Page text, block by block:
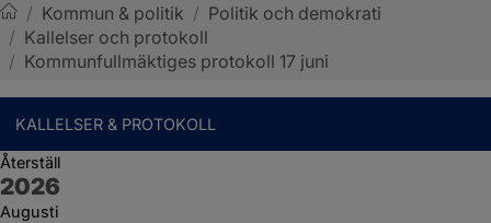
Sotenäs kommun
/ Kommun & politik / Politik och demokrati
/ Kallelser och protokoll
/ Kommunfullmäktiges protokoll 17 juni
KALLELSER & PROTOKOLL
Återställ
År:
2026
Augusti